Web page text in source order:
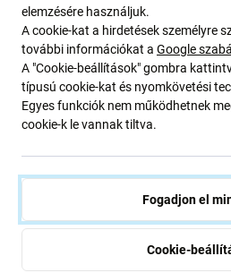
PURO
PURO - USB-C Kábel / MFI
Lightning, 12W, Soft, 1,5 m,
fehér
10 010 Ft
Külső raktár
elemzésére használjuk.
A cookie-kat a hirdetések személyre
további információkat a Google
A "Cookie-beállítások" gombra
típusú cookie-kat és nyomkövetési
Egyes funkciók nem működhetnek
cookie-k le vannak tiltva.
Fogadjon el
Cookie-